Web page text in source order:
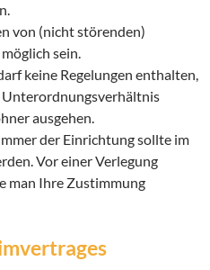
von (nicht störenden)
sein.
keine Regelungen enthalten,
Unterordnungsverhältnis
ausgehen.
der Einrichtung sollte im
Vor einer Verlegung
man Ihre Zustimmung